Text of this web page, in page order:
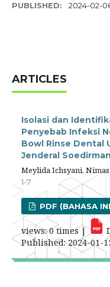
PUBLISHED: 2024-02-
ARTICLES
Isolasi dan
Penyebab Infeksi
Bowl Rinse Dental
Jenderal Soedirman
Meylida Ichsyani,
1-7
PDF (BAHASA
views: 0 times |
Published: 2024-01-